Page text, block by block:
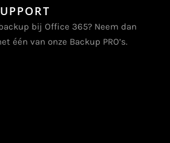
bij Office 365? Neem dan
één van onze Backup PRO’s.